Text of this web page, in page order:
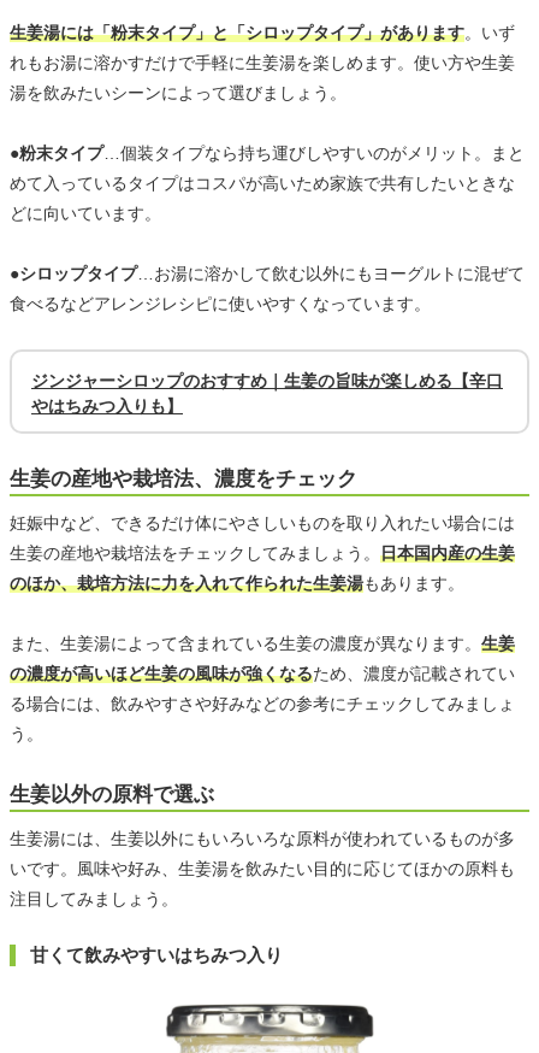
生姜湯には「粉末タイプ」と「シロップタイプ」があります。いず
れもお湯に溶かすだけで手軽に生姜湯を楽しめます。使い方や生姜
湯を飲みたいシーンによって選びましょう。
●粉末タイプ…個装タイプなら持ち運びしやすいのがメリット。まと
めて入っているタイプはコスパが高いため家族で共有したいときな
どに向いています。
●シロップタイプ…お湯に溶かして飲む以外にもヨーグルトに混ぜて
食べるなどアレンジレシピに使いやすくなっています。
ジンジャーシロップのおすすめ｜生姜の旨味が楽しめる【辛口
やはちみつ入りも】
生姜の産地や栽培法、濃度をチェック
妊娠中など、できるだけ体にやさしいものを取り入れたい場合には
生姜の産地や栽培法をチェックしてみましょう。 日本国内産の生姜
のほか、栽培方法に力を入れて作られた生姜湯もあります。
また、生姜湯によって含まれている生姜の濃度が異なります。 生姜
の濃度が高いほど生姜の風味が強くなるため、濃度が記載されてい
る場合には、飲みやすさや好みなどの参考にチェックしてみましょ
う。
生姜以外の原料で選ぶ
生姜湯には、生姜以外にもいろいろな原料が使われているものが多
いです。風味や好み、生姜湯を飲みたい目的に応じてほかの原料も
注目してみましょう。
甘くて飲みやすいはちみつ入り